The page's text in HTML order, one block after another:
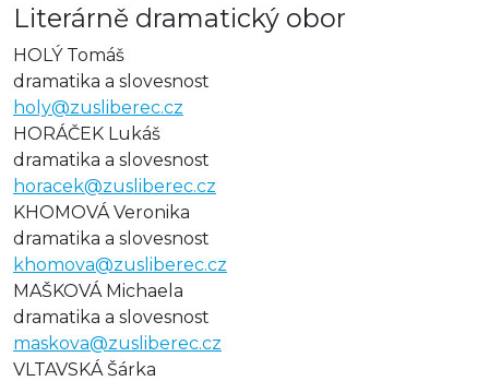
Literárně dramatický obor
HOLÝ Tomáš
dramatika a slovesnost
holy@zusliberec.cz
HORÁČEK Lukáš
dramatika a slovesnost
horacek@zusliberec.cz
KHOMOVÁ Veronika
dramatika a slovesnost
khomova@zusliberec.cz
MAŠKOVÁ Michaela
dramatika a slovesnost
maskova@zusliberec.cz
VLTAVSKÁ Šárka